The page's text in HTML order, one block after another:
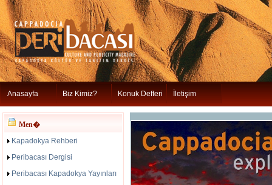
Anasayfa Biz Kimiz? Konuk Defteri İletişim
Men�
Kapadokya Rehberi
Peribacası Dergisi
Peribacası Kapadokya Yayınları